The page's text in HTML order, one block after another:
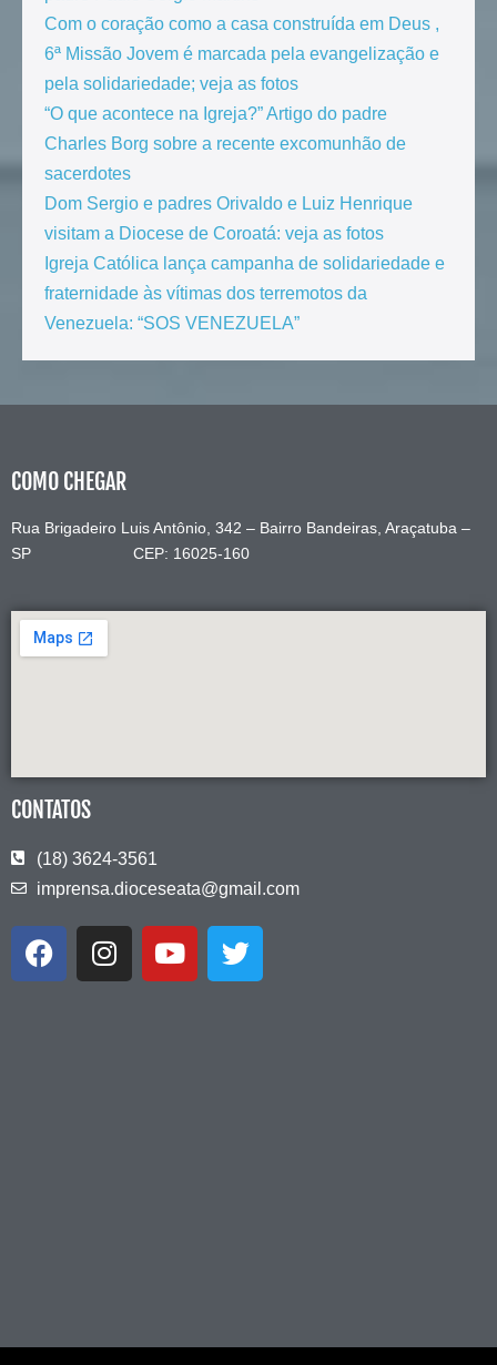
Com o coração como a casa construída em Deus ,
6ª Missão Jovem é marcada pela evangelização e
pela solidariedade; veja as fotos
“O que acontece na Igreja?” Artigo do padre
Charles Borg sobre a recente excomunhão de
sacerdotes
Dom Sergio e padres Orivaldo e Luiz Henrique
visitam a Diocese de Coroatá: veja as fotos
Igreja Católica lança campanha de solidariedade e
fraternidade às vítimas dos terremotos da
Venezuela: “SOS VENEZUELA”
COMO CHEGAR
Rua Brigadeiro Luis Antônio, 342 – Bairro Bandeiras, Araçatuba –
SP CEP: 16025-160
CONTATOS
(18) 3624-3561
imprensa.dioceseata@gmail.com